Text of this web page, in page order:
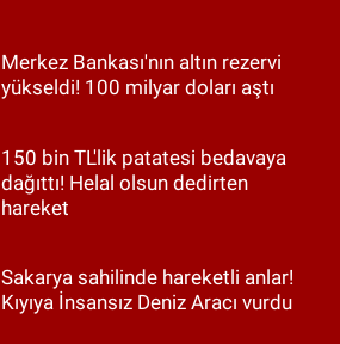
Merkez Bankası'nın altın rezervi
yükseldi! 100 milyar doları aştı
150 bin TL'lik patatesi bedavaya
dağıttı! Helal olsun dedirten
hareket
Sakarya sahilinde hareketli anlar!
Kıyıya İnsansız Deniz Aracı vurdu